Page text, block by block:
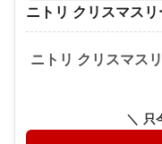
ニトリ クリスマス
ニトリ クリスマス
＼ 只